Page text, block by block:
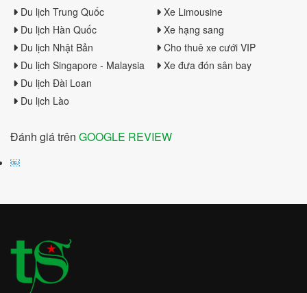
Du lịch Trung Quốc
Du lịch Hàn Quốc
Du lịch Nhật Bản
Du lịch Singapore - Malaysia
Du lịch Đài Loan
Du lịch Lào
Xe Limousine
Xe hạng sang
Cho thuê xe cưới VIP
Xe đưa đón sân bay
Đánh giá trên GOOGLE REVIEW
￼